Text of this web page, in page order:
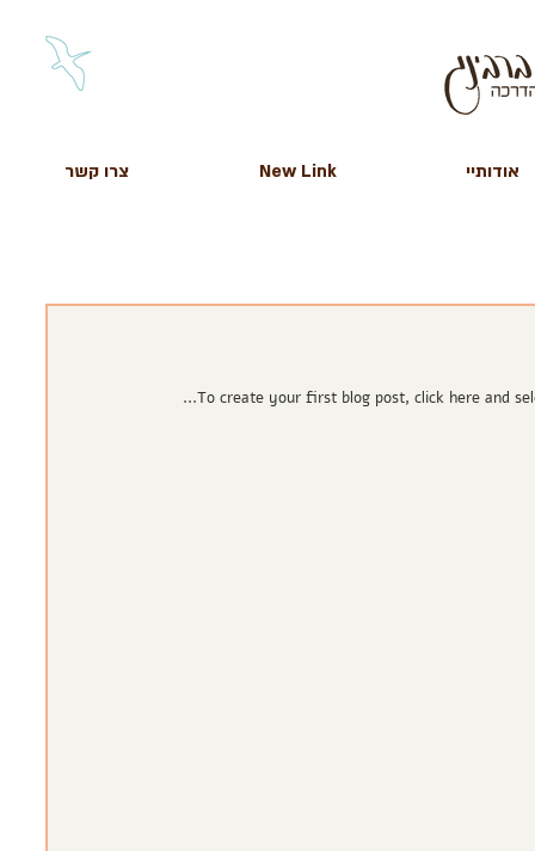
צרו קשר New Link אודותיי
To create your first blog post, click here and